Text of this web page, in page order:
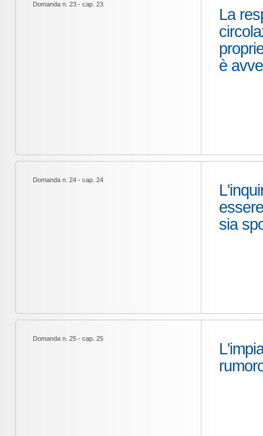
Domanda n. 23 - cap. 23
La
è
Domanda n. 24 - cap. 24
sia
Domanda n. 25 - cap. 25